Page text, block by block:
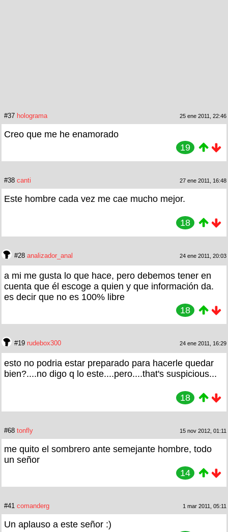
#37 holograma 25 ene 2011, 22:46
Creo que me he enamorado
19
#38 canti 27 ene 2011, 16:48
Este hombre cada vez me cae mucho mejor.
18
#28 analizador_anal 24 ene 2011, 20:03
a mi me gusta lo que hace, pero debemos tener en
cuenta que él escoge a quien y que información da.
es decir que no es 100% libre
18
#19 rudebox300 24 ene 2011, 16:29
esto no podria estar preparado para hacerle quedar
bien?....no digo q lo este....pero....that's suspicious...
18
#68 tonfly 15 nov 2012, 01:11
me quito el sombrero ante semejante hombre, todo
un señor
14
#41 comanderg 1 mar 2011, 05:11
Un aplauso a este señor :)